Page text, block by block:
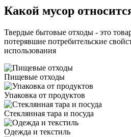
Какой мусор
Твердые бытовые отходы - это
потерявшие потребительские
использования
Пищевые отходы
Упаковка от продуктов
Стеклянная тара и посуда
Одежда и текстиль